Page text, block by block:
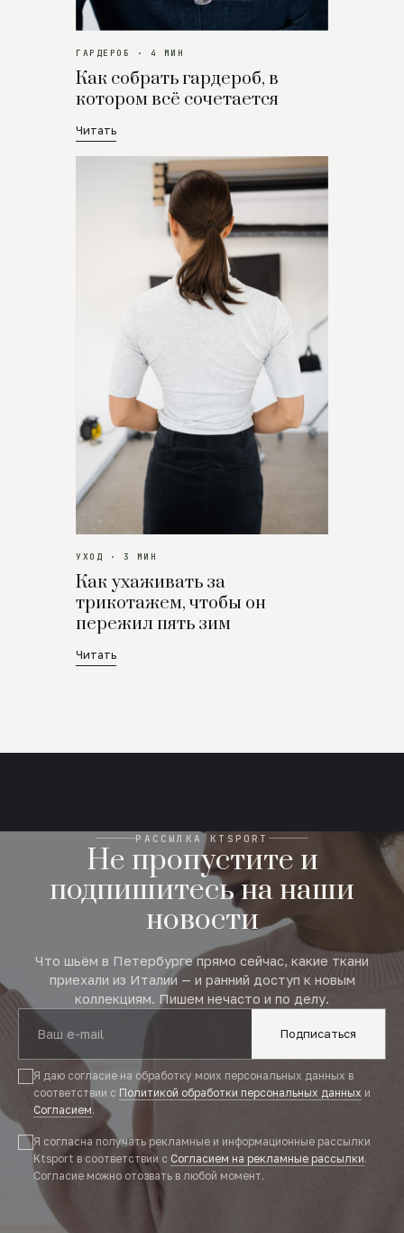
ГАРДЕРОБ · 4 МИН
Как собрать гардероб, в
котором всё сочетается
Читать
УХОД · 3 МИН
Как ухаживать за
трикотажем, чтобы он
пережил пять зим
Читать
РАССЫЛКА KTSPORT
Не пропустите и
подпишитесь на наши
новости
Что шьём в Петербурге прямо сейчас, какие ткани
приехали из Италии — и ранний доступ к новым
коллекциям. Пишем нечасто и по делу.
Подписаться
Я даю согласие на обработку моих персональных данных в
соответствии с Политикой обработки персональных данных и
Согласием.
Я согласна получать рекламные и информационные рассылки
Ktsport в соответствии с Согласием на рекламные рассылки.
Согласие можно отозвать в любой момент.